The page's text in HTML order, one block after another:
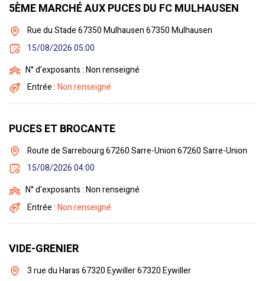
5ÈME MARCHÉ AUX PUCES DU FC MULHAUSEN
Rue du Stade 67350 Mulhausen 67350 Mulhausen
15/08/2026 05:00
N° d'exposants : Non renseigné
Entrée :Non renseigné
PUCES ET BROCANTE
Route de Sarrebourg 67260 Sarre-Union 67260 Sarre-Union
15/08/2026 04:00
N° d'exposants : Non renseigné
Entrée :Non renseigné
VIDE-GRENIER
3 rue du Haras 67320 Eywiller 67320 Eywiller